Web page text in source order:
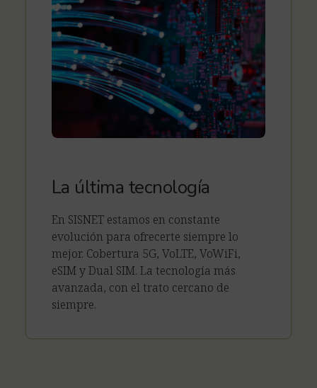
La última tecnología
En SISNET estamos en constante
evolución para ofrecerte siempre lo
mejor. Cobertura 5G, VoLTE, VoWiFi,
eSIM y Dual SIM. La tecnología más
avanzada, con el trato cercano de
siempre.